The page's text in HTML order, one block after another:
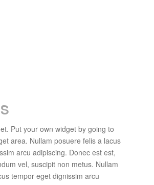
Put your own widget by going to
area. Nullam posuere felis a lacus
arcu adipiscing. Donec est est,
vel, suscipit non metus. Nullam
tempor eget dignissim arcu